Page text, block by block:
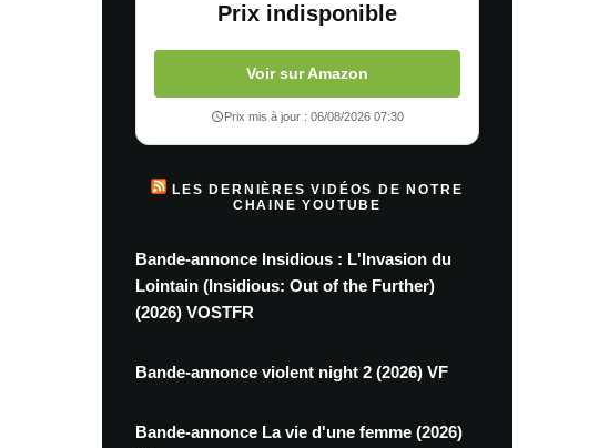
Prix indisponible
Voir sur Amazon
Prix mis à jour : 06/08/2026 07:30
LES DERNIÈRES VIDÉOS DE NOTRE
CHAINE YOUTUBE
Bande-annonce Insidious : L'Invasion du
Lointain (Insidious: Out of the Further)
(2026) VOSTFR
Bande-annonce violent night 2 (2026) VF
Bande-annonce La vie d'une femme (2026)